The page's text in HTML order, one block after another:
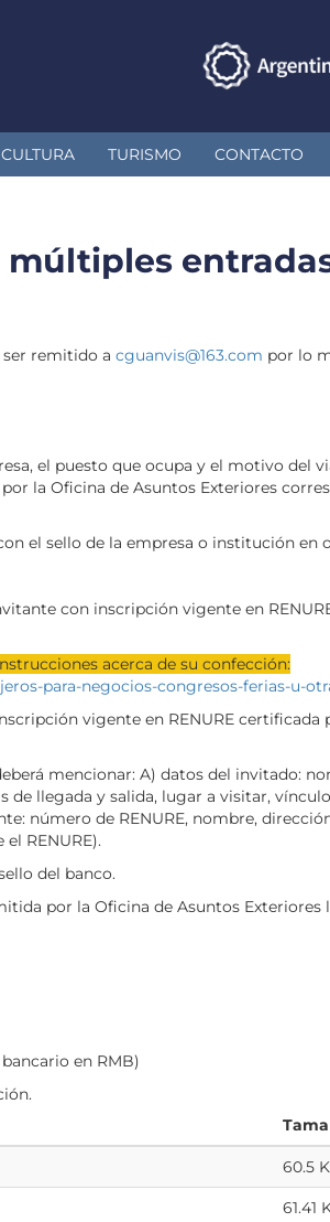
CULTURA TURISMO CONTACTO
múltiples
ser remitido a cguanvis@163.com por lo
el puesto que ocupa y el motivo del
la Oficina de Asuntos Exteriores
el sello de la empresa o institución en
con inscripción vigente en
acerca de su confección:
para-negocios-congresos-ferias-u-
vigente en RENURE certificada
mencionar: A) datos del invitado:
llegada y salida, lugar a visitar,
número de RENURE, nombre,
RENURE).
del banco.
por la Oficina de Asuntos
en RMB)
60.5
61.41